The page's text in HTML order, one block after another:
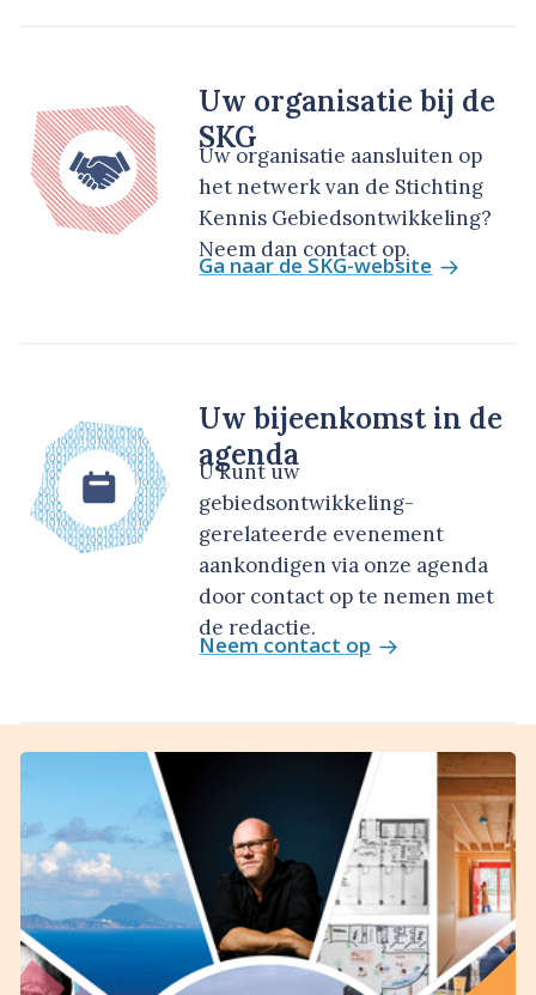
Uw organisatie bij de
SKG
Uw organisatie aansluiten op
het netwerk van de Stichting
Kennis Gebiedsontwikkeling?
Neem dan contact op.
Ga naar de SKG-website
Uw bijeenkomst in de
agenda
U kunt uw
gebiedsontwikkeling-
gerelateerde evenement
aankondigen via onze agenda
door contact op te nemen met
de redactie.
Neem contact op